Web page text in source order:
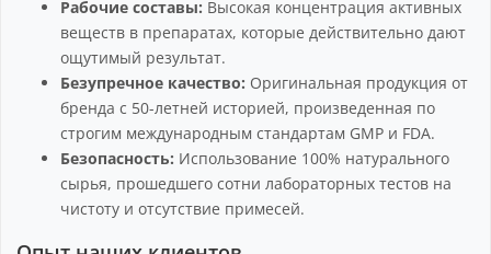
Рабочие составы: Высокая концентрация активных
веществ в препаратах, которые действительно дают
ощутимый результат.
Безупречное качество: Оригинальная продукция от
бренда с 50-летней историей, произведенная по
строгим международным стандартам GMP и FDA.
Безопасность: Использование 100% натурального
сырья, прошедшего сотни лабораторных тестов на
чистоту и отсутствие примесей.